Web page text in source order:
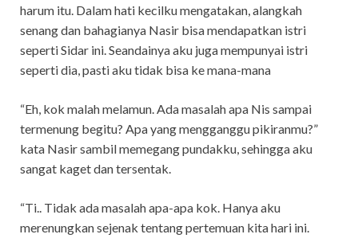
harum itu. Dalam hati kecilku mengatakan, alangkah
senang dan bahagianya Nasir bisa mendapatkan istri
seperti Sidar ini. Seandainya aku juga mempunyai istri
seperti dia, pasti aku tidak bisa ke mana-mana
“Eh, kok malah melamun. Ada masalah apa Nis sampai
termenung begitu? Apa yang mengganggu pikiranmu?”
kata Nasir sambil memegang pundakku, sehingga aku
sangat kaget dan tersentak.
“Ti.. Tidak ada masalah apa-apa kok. Hanya aku
merenungkan sejenak tentang pertemuan kita hari ini.